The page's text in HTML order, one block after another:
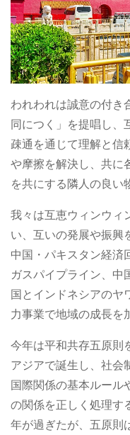
われわれは誠意の付き
同につく」を提唱し、
疎通を通じて理解と信
や摩擦を解決し、共に
を共にする隣人の良い
我々は互恵ウィンウィ
い、互いの発展や振興
中国・パキスタン経済
ガスパイプライン、中
国とインドネシアのヤ
力事業で地域の成長を
今年は平和共存五原則
アジアで誕生し、社会
国際関係の基本ルール
の関係を正しく処理す
年が過ぎたが、五原則